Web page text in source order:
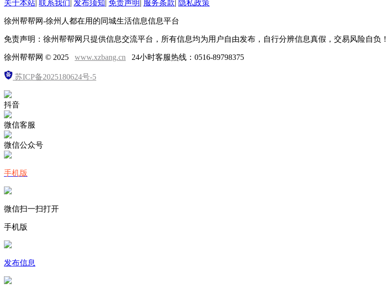
关于本站| 联系我们| 发布须知| 免责声明| 服务条款| 隐私政策
徐州帮帮网-徐州人都在用的同城生活信息信息平台
免责声明：徐州帮帮网只提供信息交流平台，所有信息均为用户自由发布，自行分辨信息真假，交易风险自负！
徐州帮帮网 © 2025 www.xzbang.cn 24小时客服热线：0516-89798375
苏ICP备2025180624号-5
抖音
微信客服
微信公众号
手机版
微信扫一扫打开
手机版
发布信息